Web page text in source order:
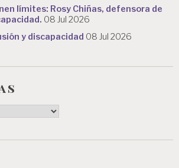
límites: Rosy Chiñas, defensora de
08 Jul 2026
y discapacidad 08 Jul 2026